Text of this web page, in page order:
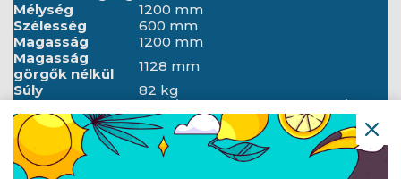
Mélység
1200 mm
Szélesség
600 mm
Magasság
1200 mm
Magasság
görgők nélkül
1128 mm
Súly
82 kg
Standard
RÉSZ, DIN 41494/7. RÉSZ, ETSI,
IEC297-2:1982
Földelés
részletei
Első ajtó, Hátsó ajtó, Keret